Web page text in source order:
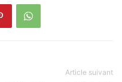
Article suivant